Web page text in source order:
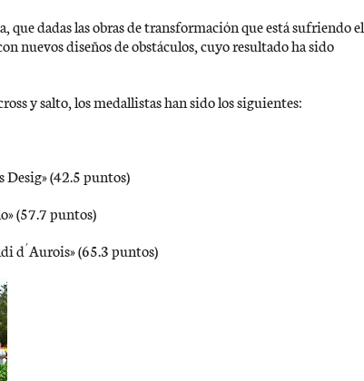
que dadas las obras de transformación que está sufriendo el
nuevos diseños de obstáculos, cuyo resultado ha sido
y salto, los medallistas han sido los siguientes:
Desig» (42.5 puntos)
(57.7 puntos)
d´Aurois» (65.3 puntos)